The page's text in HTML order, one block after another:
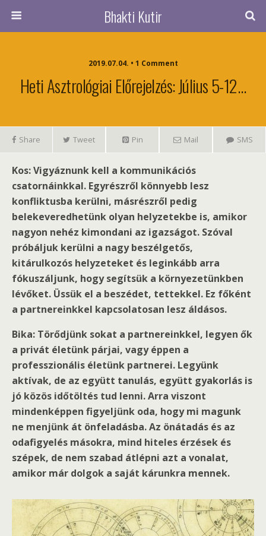
Bhakti Kutir
2019.07.04. • 1 Comment
Heti Asztrológiai Előrejelzés: Július 5-12…
Share Tweet Pin Mail SMS
Kos: Vigyáznunk kell a kommunikációs
csatornáinkkal. Egyrészről könnyebb lesz
konfliktusba kerülni, másrészről pedig
belekeveredhetünk olyan helyzetekbe is, amikor
nagyon nehéz kimondani az igazságot. Szóval
próbáljuk kerülni a nagy beszélgetős,
kitárulkozós helyzeteket és leginkább arra
fókuszáljunk, hogy segítsük a környezetünkben
lévőket. Üssük el a beszédet, tettekkel. Ez főként
a partnereinkkel kapcsolatosan lesz áldásos.
Bika: Törődjünk sokat a partnereinkkel, legyen ők
a privát életünk párjai, vagy éppen a
professzionális életünk partnerei. Legyünk
aktívak, de az együtt tanulás, együtt gyakorlás is
jó közös időtöltés tud lenni. Arra viszont
mindenképpen figyeljünk oda, hogy mi magunk
ne menjünk át önfeladásba. Az önátadás és az
odafigyelés másokra, mind hiteles érzések és
szépek, de nem szabad átlépni azt a vonalat,
amikor már dolgok a saját kárunkra mennek.